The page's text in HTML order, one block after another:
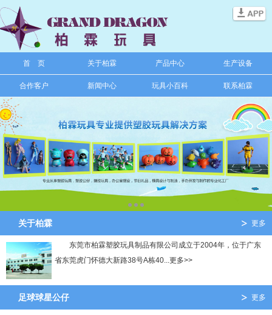
首 页 关于柏霖 产品中心 生产设备
合作客户 新闻中心 玩具小百科 联系柏霖
更多
关于柏霖
东莞市柏霖塑胶玩具制品有限公司成立于2004年，位于广东
省东莞虎门怀德大新路38号A栋40...更多>>
更多
足球球星公仔
信息搜索
搜索